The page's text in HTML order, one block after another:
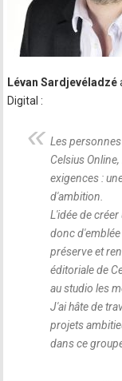
Lévan Sardjevéladzé
Digital :
Les
Celsius
exigences :
d'ambition.
L'idée de
donc d'emblée
préserve et
éditoriale de
au studio les
J'ai hâte de
projets
dans ce